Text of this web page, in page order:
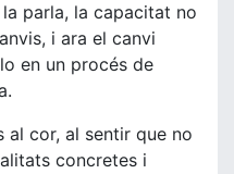
parla, la capacitat no
i ara el canvi
en un procés de
al cor, al sentir que no
concretes i